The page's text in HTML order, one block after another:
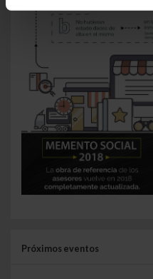
en la web sea óptima
Puedes
aceptar solo las
todas las cookies
seleccionar solo
navegador. Si no
las que sean
Saber más acerca de
Próximos eventos